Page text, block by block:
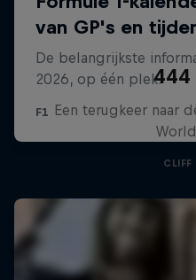
444
Een terugkeer naar
CLIFF